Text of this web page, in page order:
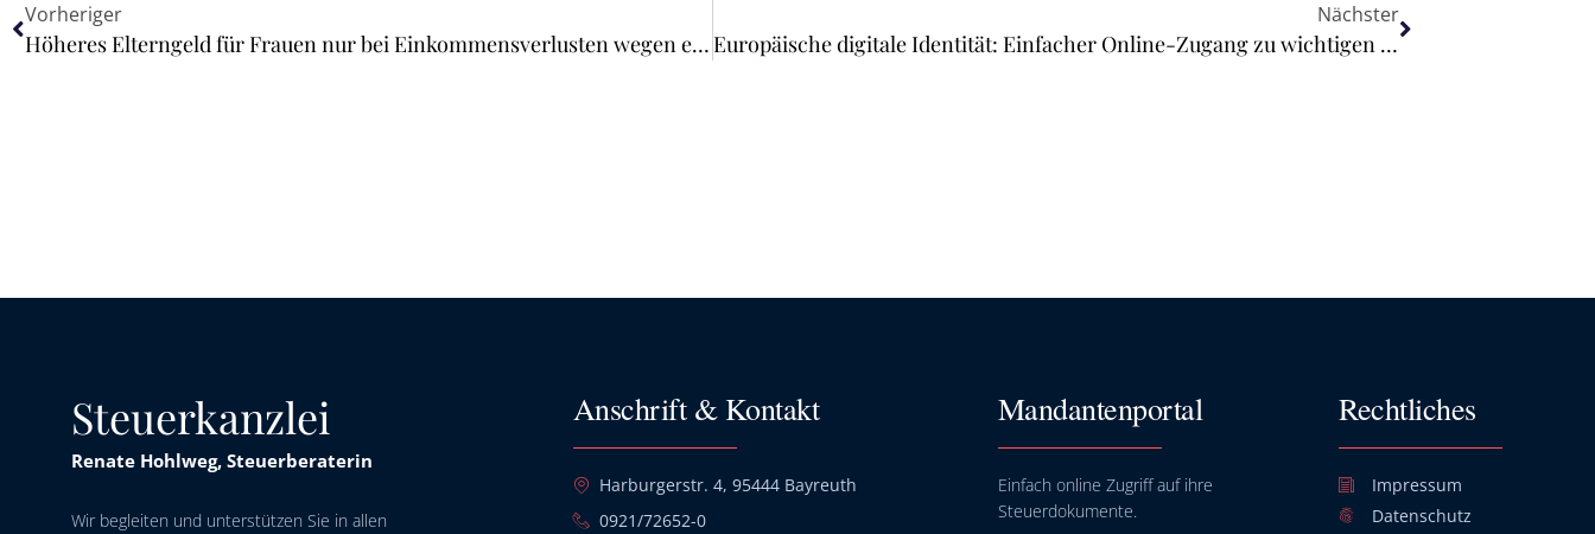
Vorheriger
Höheres Elterngeld für Frauen nur bei Einkommensverlusten wegen einer schwangerschaftsbedingten Erkrankung
Nächster
Europäische digitale Identität: Einfacher Online-Zugang zu wichtigen Diensten
Steuerkanzlei
Renate Hohlweg, Steuerberaterin
Wir begleiten und unterstützen Sie in allen
Anschrift & Kontakt
Harburgerstr. 4, 95444 Bayreuth
0921/72652-0
Mandantenportal
Einfach online Zugriff auf ihre
Steuerdokumente.
Rechtliches
Impressum
Datenschutz